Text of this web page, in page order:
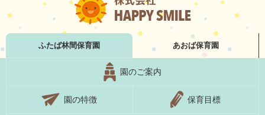
ふたば林間保育園 あおば保育園
園のご案内
園の特徴 保育目標